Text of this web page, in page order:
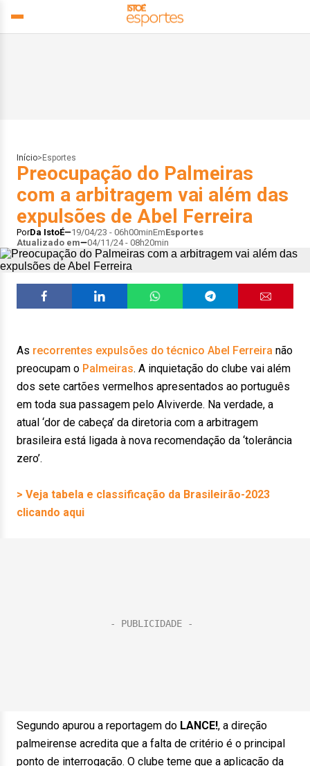
Início> Esportes
Preocupação do Palmeiras
com a arbitragem vai além das
expulsões de Abel Ferreira
PorDa IstoÉ 19/04/23 - 06h00minEmEsportes
Atualizado em
04/11/24 - 08h20min
As recorrentes expulsões do técnico Abel Ferreira não
preocupam o Palmeiras. A inquietação do clube vai além
dos sete cartões vermelhos apresentados ao português
em toda sua passagem pelo Alviverde. Na verdade, a
atual ‘dor de cabeça’ da diretoria com a arbitragem
brasileira está ligada à nova recomendação da ‘tolerância
zero’.
> Veja tabela e classificação da Brasileirão-2023
clicando aqui
Segundo apurou a reportagem do LANCE!, a direção
palmeirense acredita que a falta de critério é o principal
ponto de interrogação. O clube teme que a aplicação da